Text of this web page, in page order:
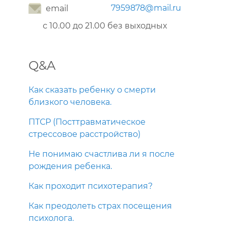
email
7959878@mail.ru
с 10.00 до 21.00 без выходных
Q&A
Как сказать ребенку о смерти
близкого человека.
ПТСР (Посттравматическое
стрессовое расстройство)
Не понимаю счастлива ли я после
рождения ребенка.
Как проходит психотерапия?
Как преодолеть страх посещения
психолога.